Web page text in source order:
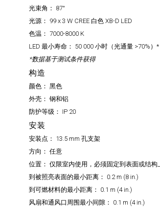
光束角： 87°
光源： 99 x 3 W CREE 白色 XB-D LED
色温： 7000-8000 K
LED 最小寿命： 50 000 小时（光通量 >70%）*
*数据基于测试条件获得
构造
颜色： 黑色
外壳： 钢和铝
防护等级： IP 20
安装
安装点： 13.5 mm 孔支架
方向： 任意
位置： 仅限室内使用，必须固定到表面或结构
到被照亮表面的最小距离： 0.2 m (8 in.)
到可燃材料的最小距离： 0.1 m (4 in.)
风扇和通风口周围最小间隙： 0.1 m (4 in.)